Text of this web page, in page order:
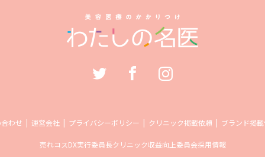
わせ 運営会社 プライバシーポリシー クリニック掲載依頼 ブランド掲
売れコスDX実行委員長クリニック収益向上委員会採用情報